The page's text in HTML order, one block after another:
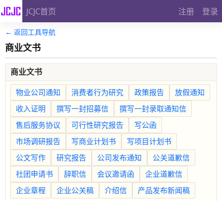
JCJC首页 注册 登录
← 返回工具导航
商业文书
商业文书
物业公司通知 消费者行为研究 政策报告
放假通知
收入证明
撰写一封招募信
撰写一封录取通知信
售后服务协议
可行性研究报告
写公函
市场调研报告
写商业计划书
写项目计划书
公文写作
研究报告 公司发布通知
公关道歉信
社团申请书
辞职信 会议邀请函
企业道歉信
企业章程
企业公关稿 介绍信 产品发布新闻稿